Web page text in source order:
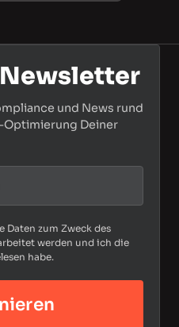
Newsletter
und News rund
Optimierung Deiner
Daten zum Zweck des
werden und ich die
habe.